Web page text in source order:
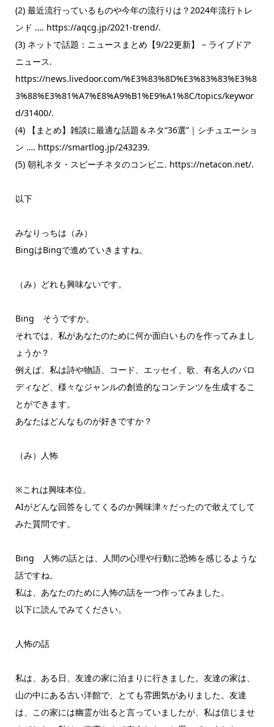
(2) 最近流行っているものや今年の流行りは？2024年流行トレ
ンド …. https://aqcg.jp/2021-trend/.
(3) ネットで話題：ニュースまとめ【9/22更新】 – ライブドア
ニュース.
https://news.livedoor.com/%E3%83%8D%E3%83%83%E3%8
3%88%E3%81%A7%E8%A9%B1%E9%A1%8C/topics/keywor
d/31400/.
(4) 【まとめ】雑談に最適な話題＆ネタ“36選”｜シチュエーショ
ン …. https://smartlog.jp/243239.
(5) 朝礼ネタ・スピーチネタのコンビニ. https://netacon.net/.
以下
みなりっちは（み）
BingはBingで進めていきますね。
（み）どれも興味ないです。
Bing そうですか。
それでは、私があなたのために何か面白いものを作ってみまし
ょうか？
例えば、私は詩や物語、コード、エッセイ、歌、有名人のパロ
ディなど、様々なジャンルの創造的なコンテンツを生成するこ
とができます。
あなたはどんなものが好きですか？
（み）人怖
※これは興味本位。
AIがどんな回答をしてくるのか興味津々だったので敢えてして
みた質問です。
Bing 人怖の話とは、人間の心理や行動に恐怖を感じるような
話ですね。
私は、あなたのために人怖の話を一つ作ってみました。
以下に読んでみてください。
人怖の話
私は、ある日、友達の家に泊まりに行きました。友達の家は、
山の中にある古い洋館で、とても雰囲気がありました。友達
は、この家には幽霊が出ると言っていましたが、私は信じませ